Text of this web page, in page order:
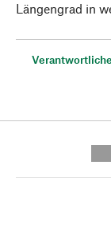
Längengrad in